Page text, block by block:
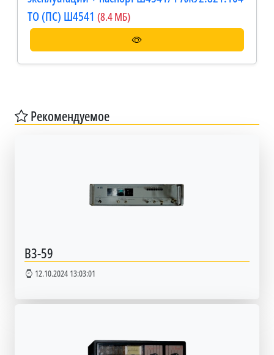
ТО (ПС) Ш4541 (8.4 МБ)
Рекомендуемое
В3-59
12.10.2024 13:03:01